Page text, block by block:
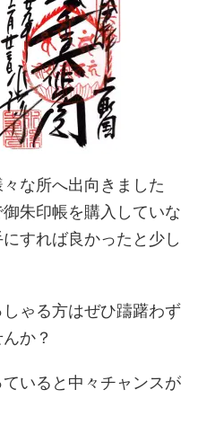
な所へ出向きました
朱印帳を購入していな
すれば良かったと少し
ゃる方はぜひ躊躇わず
か？
いると中々チャンスが